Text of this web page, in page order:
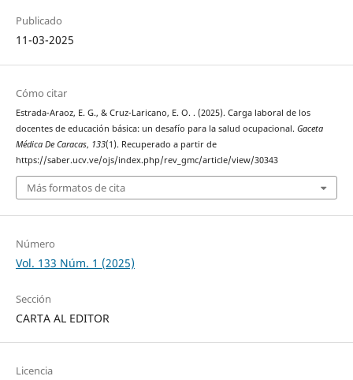
Publicado
11-03-2025
Cómo citar
Estrada-Araoz, E. G., & Cruz-Laricano, E. O. . (2025). Carga laboral de los
docentes de educación básica: un desafío para la salud ocupacional. Gaceta
Médica De Caracas, 133(1). Recuperado a partir de
https://saber.ucv.ve/ojs/index.php/rev_gmc/article/view/30343
Más formatos de cita
Número
Vol. 133 Núm. 1 (2025)
Sección
CARTA AL EDITOR
Licencia